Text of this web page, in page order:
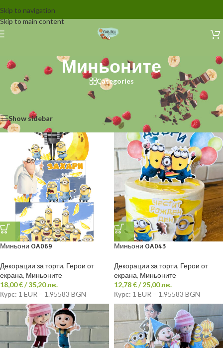
Skip to navigation
Skip to main content
Миньоните
Categories
Начало/Декорации за торти/Герои от екрана
Миньоните
Show sidebar
Миньони OA069
Декорации за торти, Герои от
екрана, Миньоните
18,00€/ 35,20 лв.
Курс: 1 EUR = 1.95583 BGN
Миньони OA043
Декорации за торти, Герои от
екрана, Миньоните
12,78€/ 25,00 лв.
Курс: 1 EUR = 1.95583 BGN